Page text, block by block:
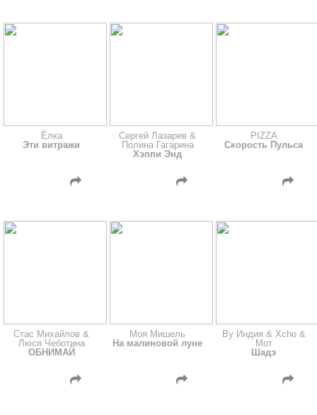
Ёлка
Эти витражи
Сергей Лазарев &
Полина Гагарина
Хэппи Энд
PIZZA
Скорость Пульса
Стас Михайлов &
Люся Чеботина
ОБНИМАЙ
Моя Мишель
На малиновой луне
By Индия & Xcho &
Мот
Шадэ